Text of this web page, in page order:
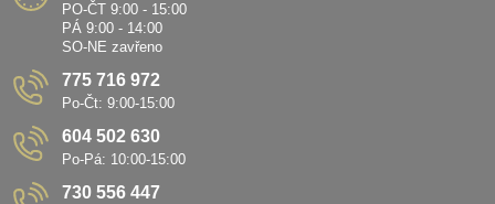
PO-ČT 9:00 - 15:00
PÁ 9:00 - 14:00
SO-NE zavřeno
775 716 972
Po-Čt: 9:00-15:00
604 502 630
Po-Pá: 10:00-15:00
730 556 447